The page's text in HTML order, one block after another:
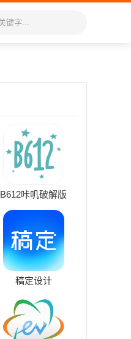
B612咔叽破解版
稿定设计